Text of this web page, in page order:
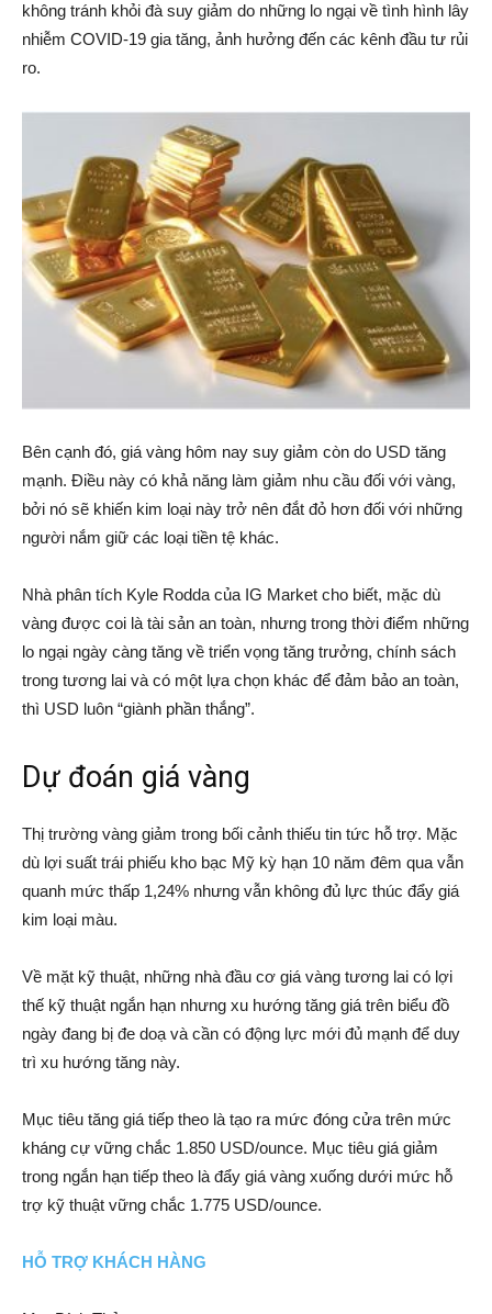
không tránh khỏi đà suy giảm do những lo ngại về tình hình lây
nhiễm COVID-19 gia tăng, ảnh hưởng đến các kênh đầu tư rủi
ro.
Bên cạnh đó, giá vàng hôm nay suy giảm còn do USD tăng
mạnh. Điều này có khả năng làm giảm nhu cầu đối với vàng,
bởi nó sẽ khiến kim loại này trở nên đắt đỏ hơn đối với những
người nắm giữ các loại tiền tệ khác.
Nhà phân tích Kyle Rodda của IG Market cho biết, mặc dù
vàng được coi là tài sản an toàn, nhưng trong thời điểm những
lo ngại ngày càng tăng về triển vọng tăng trưởng, chính sách
trong tương lai và có một lựa chọn khác để đảm bảo an toàn,
thì USD luôn “giành phần thắng”.
Dự đoán giá vàng
Thị trường vàng giảm trong bối cảnh thiếu tin tức hỗ trợ. Mặc
dù lợi suất trái phiếu kho bạc Mỹ kỳ hạn 10 năm đêm qua vẫn
quanh mức thấp 1,24% nhưng vẫn không đủ lực thúc đẩy giá
kim loại màu.
Về mặt kỹ thuật, những nhà đầu cơ giá vàng tương lai có lợi
thế kỹ thuật ngắn hạn nhưng xu hướng tăng giá trên biểu đồ
ngày đang bị đe doạ và cần có động lực mới đủ mạnh để duy
trì xu hướng tăng này.
Mục tiêu tăng giá tiếp theo là tạo ra mức đóng cửa trên mức
kháng cự vững chắc 1.850 USD/ounce. Mục tiêu giá giảm
trong ngắn hạn tiếp theo là đẩy giá vàng xuống dưới mức hỗ
trợ kỹ thuật vững chắc 1.775 USD/ounce.
HỖ TRỢ KHÁCH HÀNG